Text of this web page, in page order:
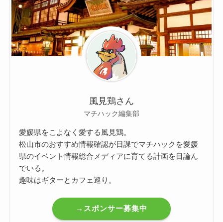
風見鶏さん
マチハック編集部
愛媛県をこよなく愛する風見鶏。
松山市のおすすめ情報確認が日課でマチハックを愛媛
県のイベント情報総合メディアに育てる計画を目論ん
でいる。
趣味はギターとカフェ巡り。
→スポンサー募集中